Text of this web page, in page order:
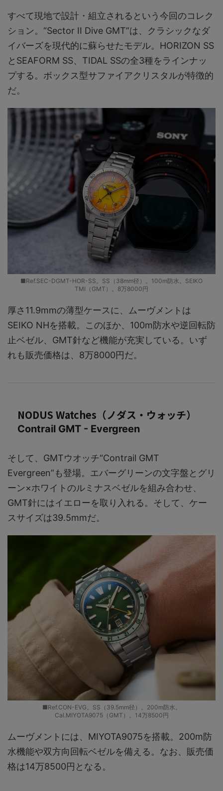
すべて現地で設計・組立されるという今回のコレク
ション。“Sector II Dive GMT”は、クラシックなダ
イバーズを現代的に蘇らせたモデル。HORIZON SS
とSEAFORM SS、TIDAL SSの全3種をラインナッ
プする。ボックス型サファイアクリスタルが特徴的
だ。
■Ref.SEC-DGMT-HOR-SS。SS（38mm径）。100m防水。SEIKO
TMI（GMT）。8万8000円
厚さ11.9mmの薄型ケースに、ムーヴメントは
SEIKO NHを搭載。このほか、100m防水や逆回転防
止ベゼル、GMT針など機能が充実している。いず
れも販売価格は、8万8000円だ。
NODUS Watches（ノダス・ウォッチ）
Contrail GMT - Evergreen
そして、GMTウオッチ“Contrail GMT
Evergreen”も登場。エバーグリーンの文字盤とグリ
ーン×ホワイトのルミナスベゼルを組み合わせ、
GMT針にはイエローを取り入れる。そして、ケー
スサイズは39.5mmだ。
■Ref.CON-EVG。SS（39.5mm径）。200m防水。
Cal.MIYOTA9075（GMT）。14万8500円
ムーヴメントには、MIYOTA9075を搭載。200m防
水機能や双方向回転ベゼルを備える。なお、販売価
格は14万8500円となる。